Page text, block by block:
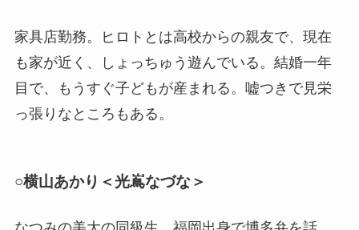
家具店勤務。ヒロトとは高校からの親友で、現在
も家が近く、しょっちゅう遊んでいる。結婚一年
目で、もうすぐ子どもが産まれる。嘘つきで見栄
っ張りなところもある。
○横山あかり＜光嶌なづな＞